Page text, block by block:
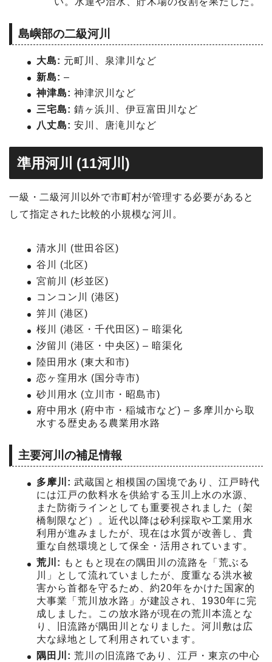
島嶼部の二級河川
大島: 元町川、泉津川など
新島: –
神津島: 神津沢川など
三宅島: 錆ヶ浜川、伊豆富田川など
八丈島: 安川、唐滝川など
準用河川 (11河川)
一級・二級河川以外で市町村が管理する必要があると
して指定された比較的小規模な河川。
清水川 (世田谷区)
谷川 (北区)
宮前川 (杉並区)
コンコン川 (港区)
笄川 (港区)
桜川 (港区・千代田区) – 暗渠化
汐留川 (港区・中央区) – 暗渠化
陸田用水 (東大和市)
恋ヶ窪用水 (国分寺市)
砂川用水 (立川市・昭島市)
府中用水 (府中市・稲城市など) – 多摩川から取
水する歴史ある農業用水路
主要河川の補足情報
多摩川: 武蔵国と相模国の国境であり、江戸時代
には江戸の飲料水を供給する玉川上水の水源、
また防衛ラインとしても重要視されました（架
橋制限など）。近代以降は砂利採取や工業用水
利用が進みましたが、現在は水質が改善し、貴
重な自然環境として保全・活用されています。
荒川: もともと現在の隅田川の流路を「荒ぶる
川」として流れていましたが、度重なる洪水被
害から首都を守るため、約20年をかけた国家的
大事業「荒川放水路」が建設され、1930年に完
成しました。この放水路が現在の荒川本流とな
り、旧流路が隅田川となりました。河川敷は広
大な緑地として利用されています。
隅田川: 荒川の旧流路であり、江戸・東京の中心